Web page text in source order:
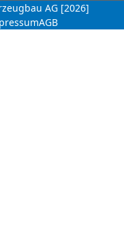
AG [2026]
AGB